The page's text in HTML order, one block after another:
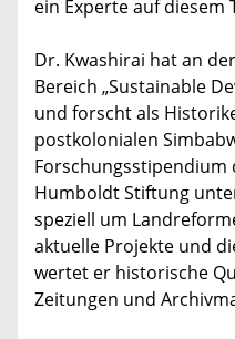
ein Experte auf diesem
Dr. Kwashirai hat an
Bereich „Sustainable
und forscht als
postkolonialen
Forschungsstipendium
Humboldt Stiftung
speziell um
aktuelle Projekte und
wertet er historische
Zeitungen und